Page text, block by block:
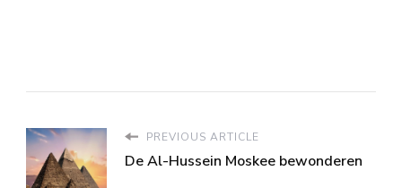
PREVIOUS ARTICLE
De Al-Hussein Moskee bewonderen